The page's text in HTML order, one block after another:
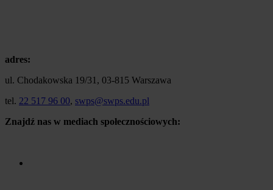
adres:
ul. Chodakowska 19/31, 03-815 Warszawa
tel. 22 517 96 00, swps@swps.edu.pl
Znajdź nas w mediach społecznościowych: